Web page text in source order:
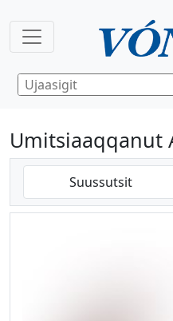
Umitsiaaqqanut
Suussutsit